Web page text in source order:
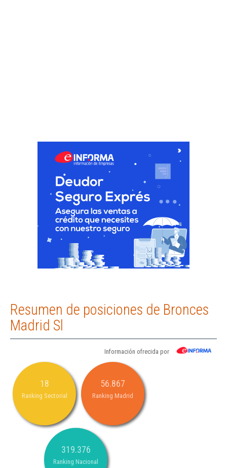
Resumen de posiciones de Bronces
Madrid Sl
Información ofrecida por
18
Ranking Sectorial
56.867
Ranking Madrid
319.376
Ranking Nacional